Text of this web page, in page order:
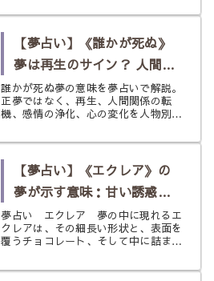
状況別に、やわらかく読み解きます。
【夢占い】《誰かが死ぬ》
夢は再生のサイン？ 人間関
係の転機と心の変化を読む
誰かが死ぬ夢の意味を夢占いで解説。
正夢ではなく、再生、人間関係の転
機、感情の浄化、心の変化を人物別・
【夢占い】《エクレア》の
夢が示す意味：甘い誘惑と
達成への道のり
夢占い エクレア 夢の中に現れるエ
クレアは、その細長い形状と、表面を
覆うチョコレート、そして中に詰まっ
場合「甘い誘惑」や「目標達成への道